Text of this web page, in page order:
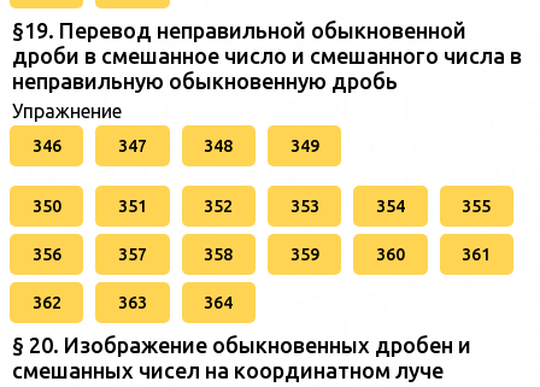
§19. Перевод неправильной обыкновенной
дроби в смешанное число и смешанного числа в
неправильную обыкновенную дробь
Упражнение
346 347 348 349
350 351 352 353 354 355
356 357 358 359 360 361
362 363 364
§ 20. Изображение обыкновенных дробен и
смешанных чисел на координатном луче